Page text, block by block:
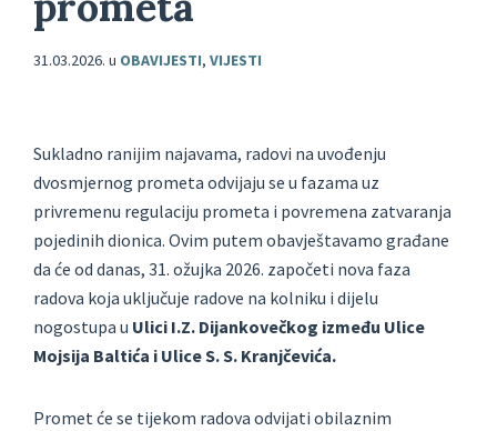
31.03.2026. u OBAVIJESTI, VIJESTI
Sukladno ranijim najavama, radovi na uvođenju
dvosmjernog prometa odvijaju se u fazama uz
privremenu regulaciju prometa i povremena zatvaranja
pojedinih dionica. Ovim putem obavještavamo građane
da će od danas, 31. ožujka 2026. započeti nova faza
radova koja uključuje radove na kolniku i dijelu
nogostupa u Ulici I.Z. Dijankovečkog između Ulice
Mojsija Baltića i Ulice S. S. Kranjčevića.
Promet će se tijekom radova odvijati obilaznim